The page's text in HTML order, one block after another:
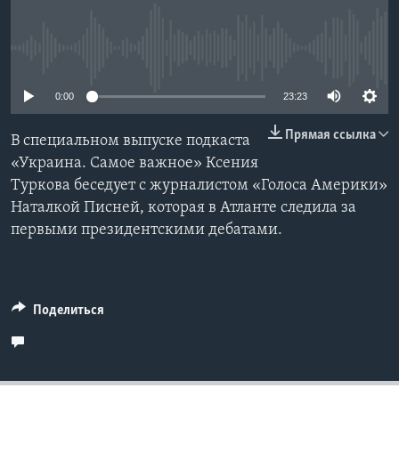
Языки
0:00 23:23
Прямая ссылка
В специальном выпуске подкаста
«Украина. Самое важное» Ксения
Туркова беседует с журналистом «Голоса Америки»
Наталкой Писней, которая в Атланте следила за
первыми президентскими дебатами.
Поделиться